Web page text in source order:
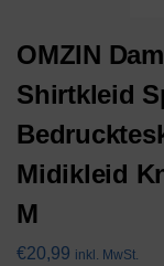
OMZIN
Shirtkleid
Midikleid
M
€20,99 inkl. MwSt.